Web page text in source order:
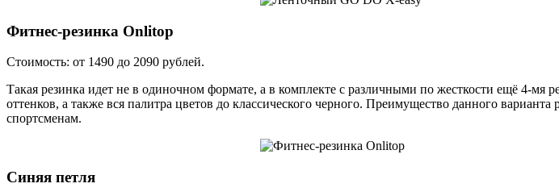
Фитнес-резинка Onlitop
Стоимость: от 1490 до 2090 рублей.
Такая резинка идет не в одиночном формате, а в комплекте с различными по жесткости ещё 4-
оттенков, а также вся палитра цветов до классического черного. Преимущество данного
спортсменам.
Синяя петля